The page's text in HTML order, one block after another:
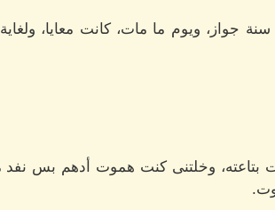
جواز، ويوم ما مات، كانت معايا،
بتاعته، وخلتنى كنت هموت أدهم بس